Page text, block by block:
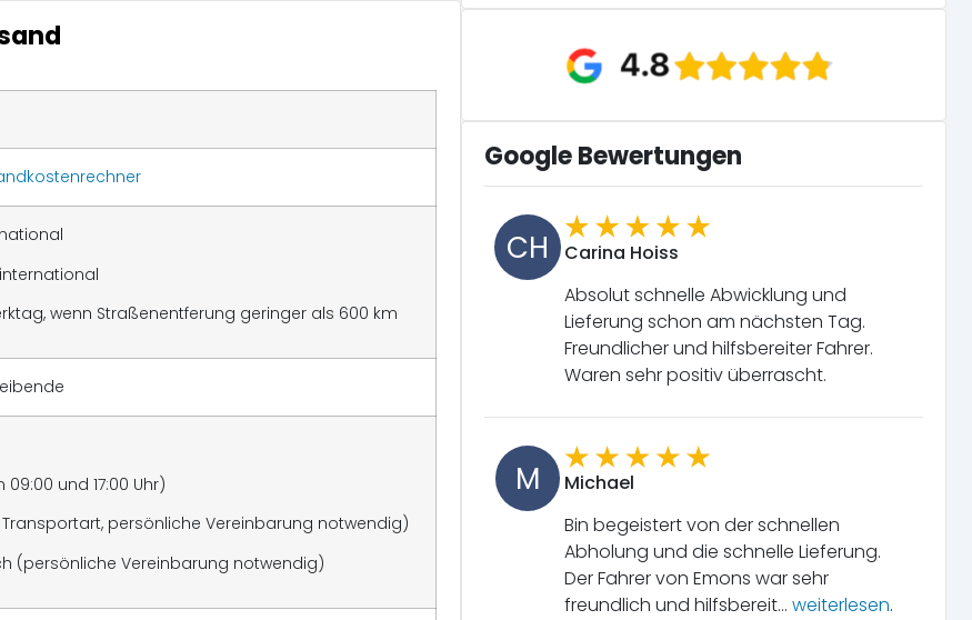
wenn Straßenentferung geringer als 600 km
und 17:00 Uhr)
persönliche Vereinbarung notwendig)
(persönliche Vereinbarung notwendig)
Google Bewertungen
CH
Carina Hoiss
Absolut schnelle Abwicklung und
Lieferung schon am nächsten Tag.
Freundlicher und hilfsbereiter Fahrer.
Waren sehr positiv überrascht.
M
Michael
Bin begeistert von der schnellen
Abholung und die schnelle Lieferung.
Der Fahrer von Emons war sehr
freundlich und hilfsbereit...weiterlesen.